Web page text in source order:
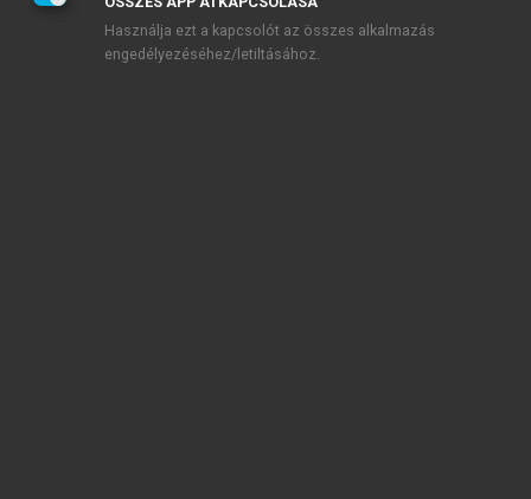
Használja ezt a kapcsolót az összes alkalmazás
engedélyezéséhez/letiltásához.